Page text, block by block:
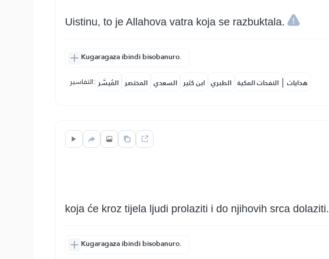
Uistinu, to je Allahova vatra koja se razbuktala.
Kugaragaza ibindi bisobanuro.
التفاسير: المُيسَّر المختصر السعدي ابن كثير الطبري النفحات المكية | هدايات
koja će kroz tijela ljudi prolaziti i do njihovih srca dolaziti.
Kugaragaza ibindi bisobanuro.